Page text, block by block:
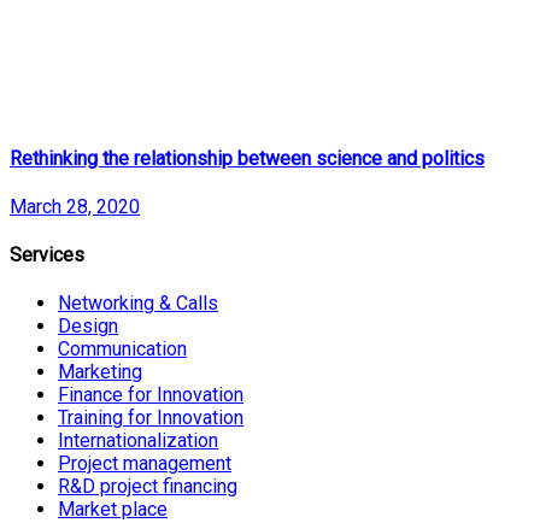
Rethinking the relationship between science and politics
March 28, 2020
Services
Networking & Calls
Design
Communication
Marketing
Finance for Innovation
Training for Innovation
Internationalization
Project management
R&D project financing
Market place